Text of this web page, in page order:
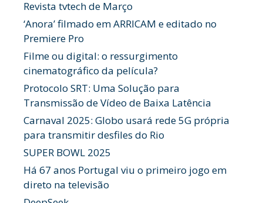
Revista tvtech de Março
‘Anora’ filmado em ARRICAM e editado no
Premiere Pro
Filme ou digital: o ressurgimento
cinematográfico da película?
Protocolo SRT: Uma Solução para
Transmissão de Vídeo de Baixa Latência
Carnaval 2025: Globo usará rede 5G própria
para transmitir desfiles do Rio
SUPER BOWL 2025
Há 67 anos Portugal viu o primeiro jogo em
direto na televisão